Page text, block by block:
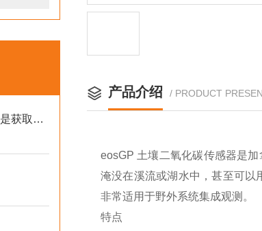
掌握冠层分析仪科学使用方法是获取可靠植被信息的前提
产品介绍 / PRODUCT
eosGP 土壤二氧化碳传感器是加
淹没在溪流或湖水中，甚至可以
非常适用于野外系统集成观测。
特点